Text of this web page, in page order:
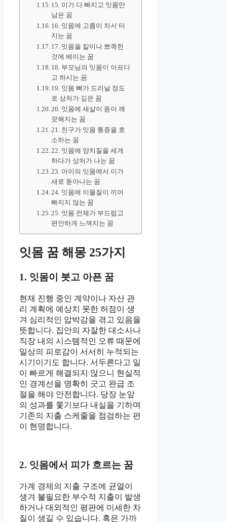
15. 이가 다 빠지고 잇몸만
남은 꿈
16. 잇몸에 고름이 차서 터
지는 꿈
17. 잇몸을 칼이나 뾰족한
것에 베이는 꿈
18. 부모님의 잇몸이 아프다
고 하시는 꿈
19. 잇몸 뼈가 드러날 정도
로 상처가 깊은 꿈
20. 잇몸에 새살이 돋아 깨
끗해지는 꿈
21. 친구가 잇몸 통증을 호
소하는 꿈
22. 잇몸에 양치질을 세게
하다가 상처가 나는 꿈
23. 아이의 잇몸에서 이가
새로 돋아나는 꿈
24. 잇몸에 이물질이 끼어
빠지지 않는 꿈
25. 잇몸 전체가 부드럽고
편안하게 느껴지는 꿈
잇몸 꿈 해몽 25가지
1. 잇몸이 붓고 아픈 꿈
현재 진행 중인 계약이나 자산 관
리 계획에 예상치 못한 허점이 생
겨 심리적인 압박감을 겪고 있음을
뜻합니다. 집안의 자잘한 대소사나
직장 내의 시스템적인 오류 때문에
일상의 피로감이 서서히 누적되는
시기이기도 합니다. 서두른다고 일
이 빠르게 해결되지 않으니 현실적
인 경계선을 명확히 긋고 완급 조
절을 해야 안전합니다. 당장 눈앞
의 성과를 쫓기보다 내실을 기하며
기존의 지출 스케줄을 점검하는 편
이 현명합니다.
2. 잇몸에서 피가 흐르는 꿈
가계 경제의 지출 구조에 균열이
생겨 불필요한 부수적 지출이 발생
하거나 대외적인 평판에 미세한 차
질이 생길 수 있습니다. 혹은 가까